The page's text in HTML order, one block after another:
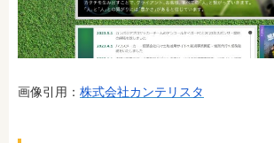
画像引用： 株式会社カンテリスタ